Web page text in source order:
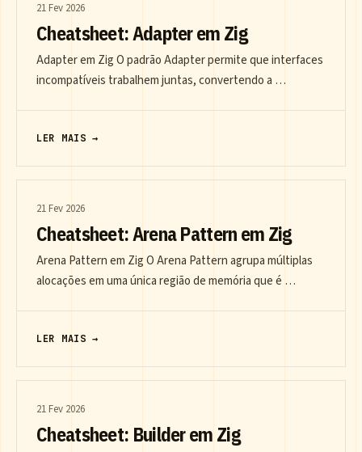
21 Fev 2026
Cheatsheet: Adapter em Zig
Adapter em Zig O padrão Adapter permite que interfaces
incompatíveis trabalhem juntas, convertendo a …
LER MAIS →
21 Fev 2026
Cheatsheet: Arena Pattern em Zig
Arena Pattern em Zig O Arena Pattern agrupa múltiplas
alocações em uma única região de memória que é …
LER MAIS →
21 Fev 2026
Cheatsheet: Builder em Zig